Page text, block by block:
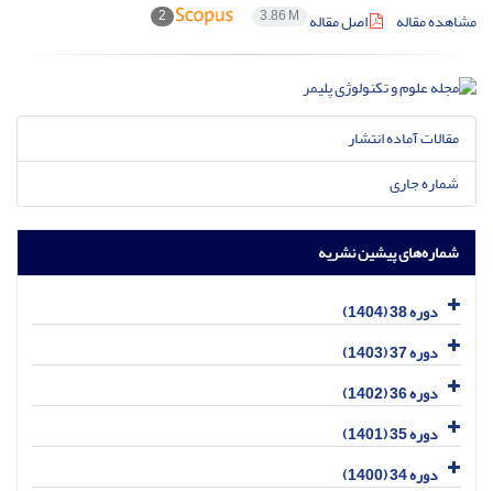
مشاهده مقاله
اصل مقاله 3.86 M
2
مقالات آماده انتشار
شماره جاری
شماره‌های پیشین نشریه
دوره 38 (1404)
دوره 37 (1403)
دوره 36 (1402)
دوره 35 (1401)
دوره 34 (1400)